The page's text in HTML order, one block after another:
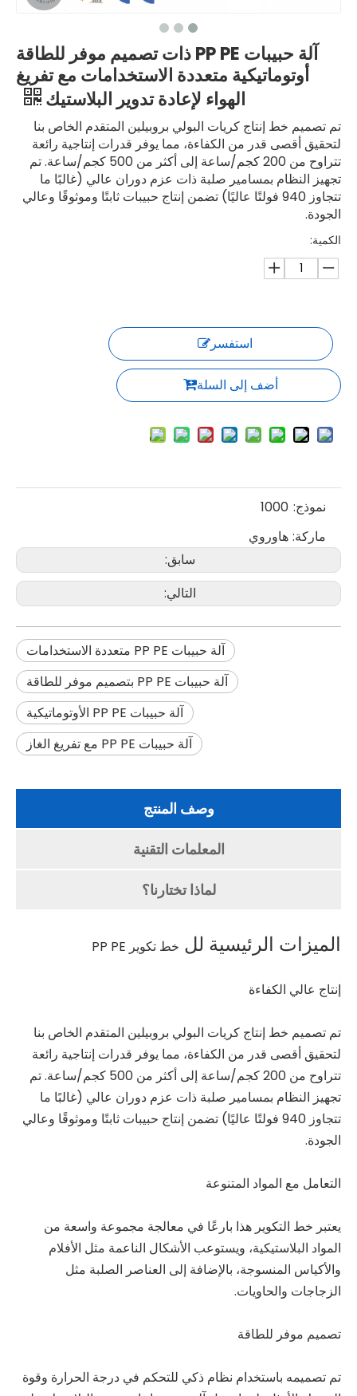
آلة حبيبات PP PE ذات تصميم موفر للطاقة
أوتوماتيكية متعددة الاستخدامات مع تفريغ
الهواء لإعادة تدوير البلاستيك
تم تصميم خط إنتاج كريات البولي بروبيلين المتقدم الخاص بنا
لتحقيق أقصى قدر من الكفاءة، مما يوفر قدرات إنتاجية رائعة
تتراوح من 200 كجم/ساعة إلى أكثر من 500 كجم/ساعة. تم
تجهيز النظام بمسامير صلبة ذات عزم دوران عالي (غالبًا ما
تتجاوز 940 فولتًا عاليًا) تضمن إنتاج حبيبات ثابتًا وموثوقًا وعالي
الجودة.
الكمية:
استفسر
أضف إلى السلة
نموذج: 1000
ماركة: هاوروي
سابق:
التالي:
آلة حبيبات PP PE متعددة الاستخدامات
آلة حبيبات PP PE بتصميم موفر للطاقة
آلة حبيبات PP PE الأوتوماتيكية
آلة حبيبات PP PE مع تفريغ الغاز
وصف المنتج
المعلمات التقنية
لماذا تختارنا؟
الميزات الرئيسية لل خط تكوير PP PE
إنتاج عالي الكفاءة
تم تصميم خط إنتاج كريات البولي بروبيلين المتقدم الخاص بنا
لتحقيق أقصى قدر من الكفاءة، مما يوفر قدرات إنتاجية رائعة
تتراوح من 200 كجم/ساعة إلى أكثر من 500 كجم/ساعة. تم
تجهيز النظام بمسامير صلبة ذات عزم دوران عالي (غالبًا ما
تتجاوز 940 فولتًا عاليًا) تضمن إنتاج حبيبات ثابتًا وموثوقًا وعالي
الجودة.
التعامل مع المواد المتنوعة
يعتبر خط التكوير هذا بارعًا في معالجة مجموعة واسعة من
المواد البلاستيكية، ويستوعب الأشكال الناعمة مثل الأفلام
والأكياس المنسوجة، بالإضافة إلى العناصر الصلبة مثل
الزجاجات والحاويات.
تصميم موفر للطاقة
تم تصميمه باستخدام نظام ذكي للتحكم في درجة الحرارة وقوة